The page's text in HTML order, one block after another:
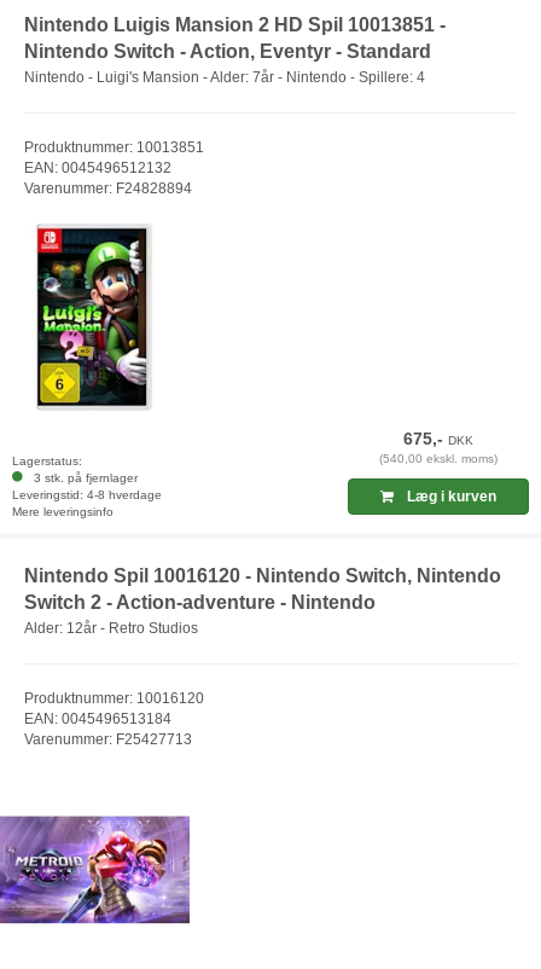
Nintendo Luigis Mansion 2 HD Spil 10013851 -
Nintendo Switch - Action, Eventyr - Standard
Nintendo - Luigi's Mansion - Alder: 7år - Nintendo - Spillere: 4
Produktnummer: 10013851
EAN: 0045496512132
Varenummer: F24828894
Lagerstatus:
3 stk. på fjernlager
Leveringstid: 4-8 hverdage
Mere leveringsinfo
675,-DKK
(540,00 ekskl. moms)
Læg i kurven
Nintendo Spil 10016120 - Nintendo Switch, Nintendo
Switch 2 - Action-adventure - Nintendo
Alder: 12år - Retro Studios
Produktnummer: 10016120
EAN: 0045496513184
Varenummer: F25427713